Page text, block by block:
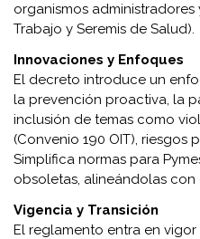
organismos
Trabajo y Seremis de Salud).
Innovaciones y Enfoques
El decreto introduce un
la prevención proactiva, la
inclusión de temas como
(Convenio 190 OIT), riesgos
Simplifica normas para
obsoletas, alineándolas con
Vigencia y Transición
El reglamento entra en vigor